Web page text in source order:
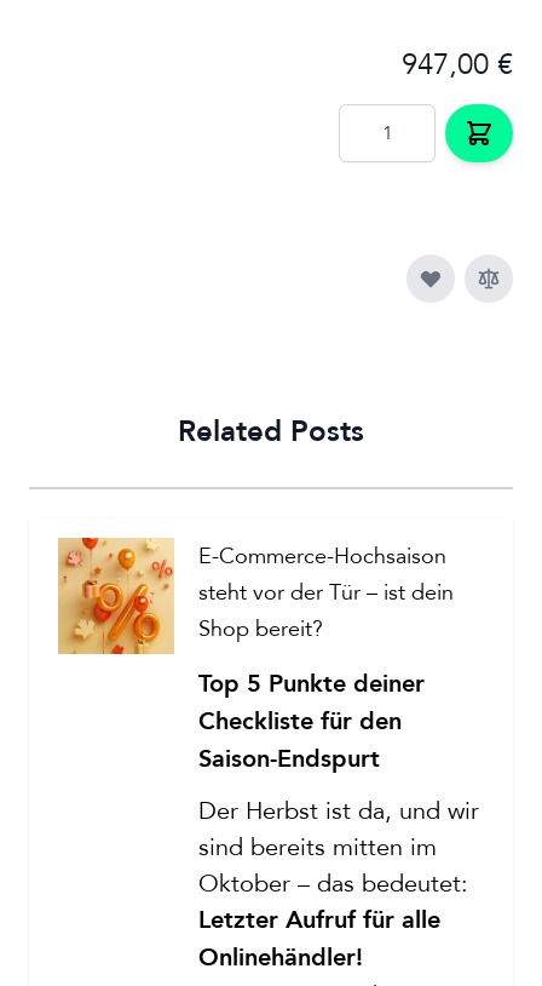
947,00 €
Menge
Related Posts
E-Commerce-Hochsaison
steht vor der Tür – ist dein
Shop bereit?
Top 5 Punkte deiner
Checkliste für den
Saison-Endspurt
Der Herbst ist da, und wir
sind bereits mitten im
Oktober – das bedeutet:
Letzter Aufruf für alle
Onlinehändler!